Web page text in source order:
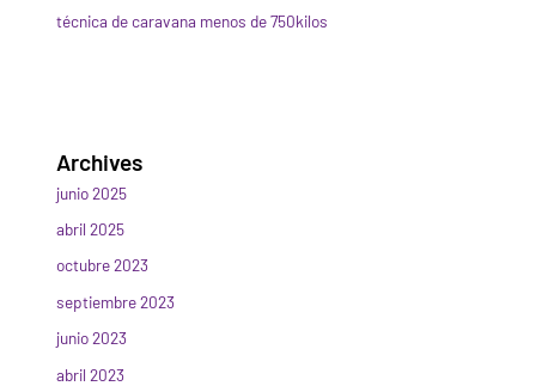
técnica de caravana menos de 750kilos
Archives
junio 2025
abril 2025
octubre 2023
septiembre 2023
junio 2023
abril 2023